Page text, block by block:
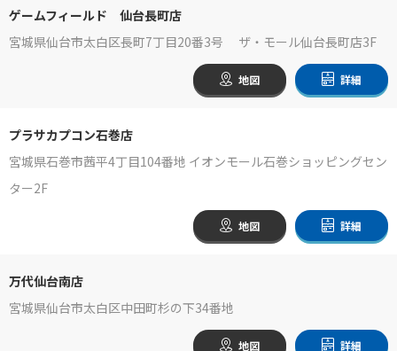
ゲームフィールド 仙台長町店
宮城県仙台市太白区長町7丁目20番3号 ザ・モール仙台長町店3F
地図 詳細
プラサカプコン石巻店
宮城県石巻市茜平4丁目104番地 イオンモール石巻ショッピングセン
ター2F
地図 詳細
万代仙台南店
宮城県仙台市太白区中田町杉の下34番地
地図 詳細